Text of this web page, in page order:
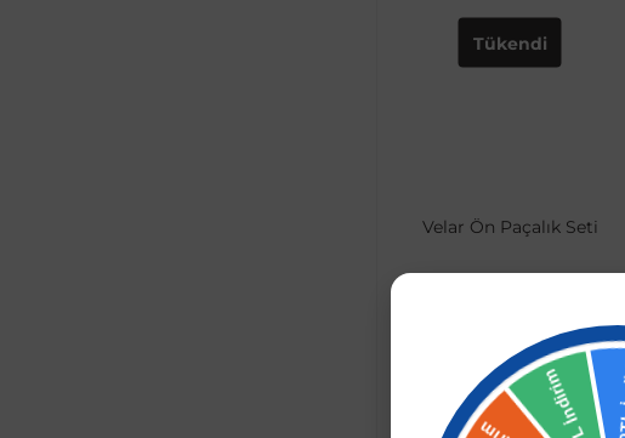
Tükendi
Velar Ön Paçalık Seti
5.688,90 TL
Stokta Yok